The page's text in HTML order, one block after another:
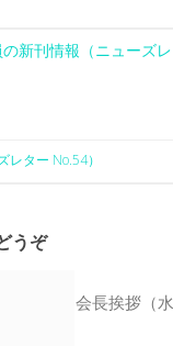
新刊情報（ニューズレ
ター No.54）
うぞ
会長挨拶（